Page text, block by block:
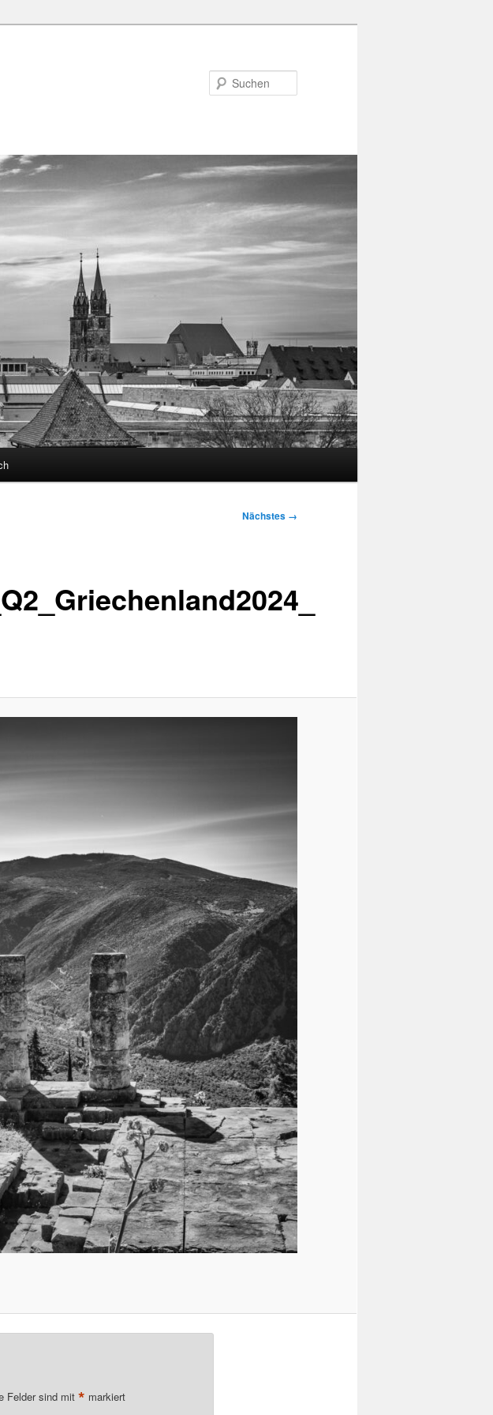
Nächstes →
Felder sind mit * markiert